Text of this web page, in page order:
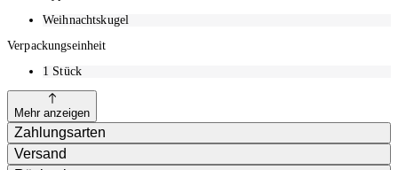
Weihnachtskugel
Verpackungseinheit
1 Stück
Mehr anzeigen
Zahlungsarten
Versand